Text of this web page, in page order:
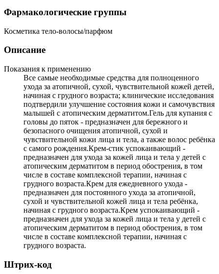
Фармакологические группы
Косметика тело-волосы/парфюм
Описание
Показания к применению
Все самые необходимые средства для полноценного
ухода за атопичной, сухой, чувствительной кожей детей,
начиная с грудного возраста; клинические исследования
подтвердили улучшение состояния кожи и самочувствия
малышей с атопическим дерматитом.Гель для купания с
головы до пяток - предназначен для бережного и
безопасного очищения атопичной, сухой и
чувствительной кожи лица и тела, а также волос ребёнка
с самого рождения.Крем-стик успокаивающий -
предназначен для ухода за кожей лица и тела у детей с
атопическим дерматитом в период обострения, в том
числе в составе комплексной терапии, начиная с
грудного возраста.Крем для ежедневного ухода -
предназначен для постоянного ухода за атопичной,
сухой и чувствительной кожей лица и тела ребёнка,
начиная с грудного возраста.Крем успокаивающий -
предназначен для ухода за кожей лица и тела у детей с
атопическим дерматитом в период обострения, в том
числе в составе комплексной терапии, начиная с
грудного возраста.
Штрих-код